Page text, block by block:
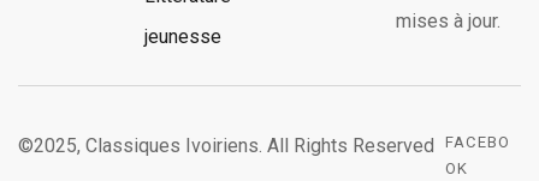
jeunesse
mises à jour.
©2025, Classiques Ivoiriens. All Rights Reserved
FACEBO
OK